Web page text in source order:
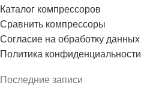
Каталог компрессоров
Сравнить компрессоры
Согласие на обработку данных
Политика конфиденциальности
Последние записи